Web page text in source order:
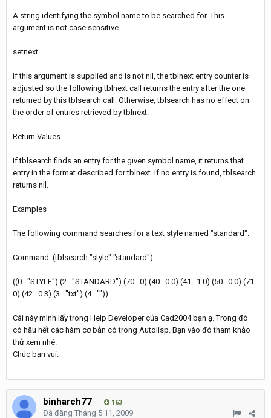
A string identifying the symbol name to be searched for. This
argument is not case sensitive.
setnext
If this argument is supplied and is not nil, the tblnext entry counter is
adjusted so the following tblnext call returns the entry after the one
returned by this tblsearch call. Otherwise, tblsearch has no effect on
the order of entries retrieved by tblnext.
Return Values
If tblsearch finds an entry for the given symbol name, it returns that
entry in the format described for tblnext. If no entry is found, tblsearch
returns nil.
Examples
The following command searches for a text style named "standard":
Command: (tblsearch "style" "standard")
((0 . "STYLE") (2 . "STANDARD") (70 . 0) (40 . 0.0) (41 . 1.0) (50 . 0.0) (71 .
0) (42 . 0.3) (3 . "txt") (4 . ""))
Cái này mình lấy trong Help Developer của Cad2004 bạn ạ. Trong đó
có hầu hết các hàm cơ bản có trong Autolisp. Bạn vào đó tham khảo
thử xem nhé.
Chúc bạn vui.
binharch77 163
Đã đăng Tháng 5 11, 2009